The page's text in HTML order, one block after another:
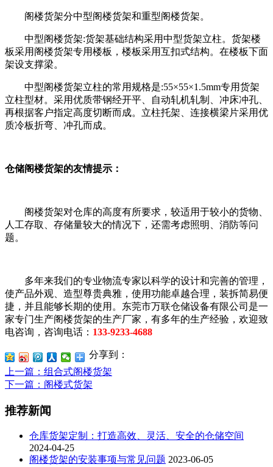
阁楼货架分中型阁楼货架和重型阁楼货架。
中型阁楼货架:货架基础结构采用中型货架立柱。货架楼
板采用阁楼货架专用楼板，楼板采用互扣式结构。在楼板下面
架设支撑梁。
中型阁楼货架立柱的常用规格是:55×55×1.5mm专用货架
立柱型材。采用优质带钢经开平、自动轧机轧制、冲床冲孔、
再根据客户指定高度切断而成。立柱托架、连接横梁片采用优
质冷板折弯、冲孔而成。
仓储阁楼货架的友情提示：
阁楼货架对仓库的高度有所要求，较适用于较小的货物、
人工存取、存储量较大的情况下，还需考虑照明、消防等问
题。
多年来我们的专业物流专家以科学的设计和完善的管理，
使产品外观、造型尊贵典雅，使用功能卓越合理，装拆简易便
捷，并且能够长期的使用。东莞市万联仓储设备有限公司是一
家专门生产阁楼货架的生产厂家，有多年的生产经验，欢迎致
电咨询，咨询电话： 133-9233-4688
分享到：
上一篇 ：组合式阁楼货架
下一篇 ：阁楼式货架
推荐新闻
仓库货架定制：打造高效、灵活、安全的仓储空间
2024-04-25
阁楼货架的安装事项与常见问题 2023-06-05